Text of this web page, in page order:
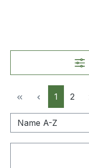
Seite
1 Seite
2